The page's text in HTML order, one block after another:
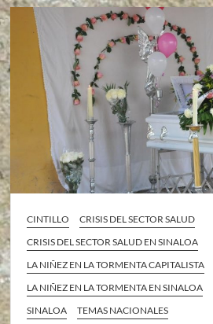
CINTILLO
CRISIS DEL SECTOR SALUD
CRISIS DEL SECTOR SALUD EN SINALOA
LA NIÑEZ EN LA TORMENTA CAPITALISTA
LA NIÑEZ EN LA TORMENTA EN SINALOA
SINALOA
TEMAS NACIONALES